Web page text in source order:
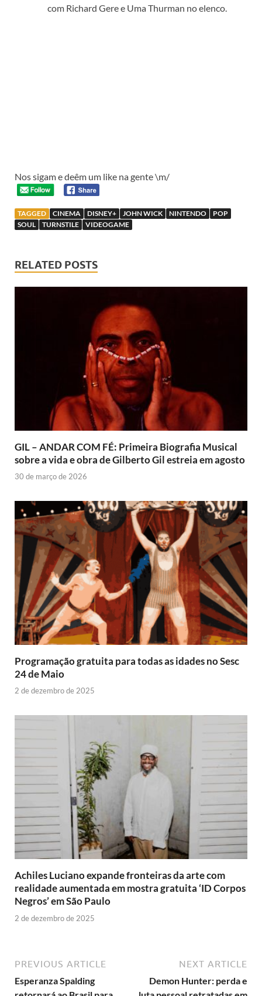
com Richard Gere e Uma Thurman no elenco.
Nos sigam e deêm um like na gente \m/
TAGGED CINEMA DISNEY+ JOHN WICK NINTENDO
POP
SOUL
TURNSTILE VIDEOGAME
RELATED POSTS
GIL – ANDAR COM FÉ: Primeira Biografia Musical
sobre a vida e obra de Gilberto Gil estreia em agosto
30 de março de 2026
Programação gratuita para todas as idades no Sesc
24 de Maio
2 de dezembro de 2025
Achiles Luciano expande fronteiras da arte com
realidade aumentada em mostra gratuita ‘ID Corpos
Negros’ em São Paulo
2 de dezembro de 2025
PREVIOUS ARTICLE
Esperanza Spalding
NEXT ARTICLE
Demon Hunter: perda e